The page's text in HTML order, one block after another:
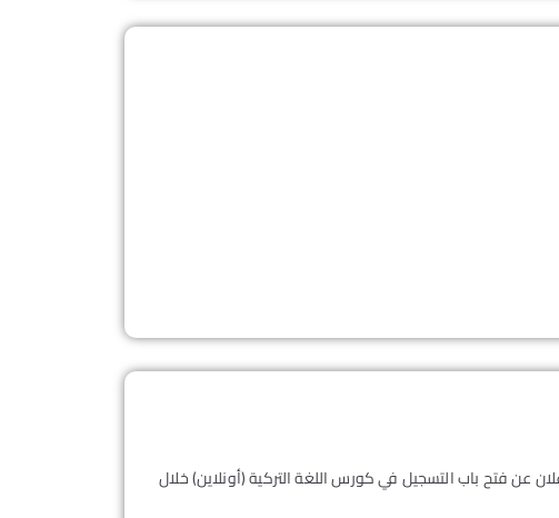
عن فتح باب التسجيل في كورس اللغة التركية (أونلاين) خلال